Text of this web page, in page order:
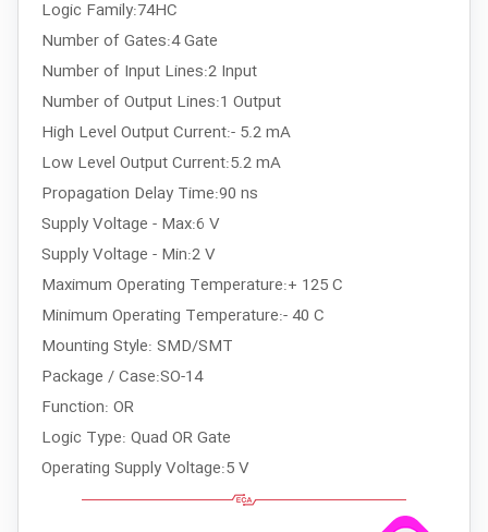
Logic Family:74HC
Number of Gates:4 Gate
Number of Input Lines:2 Input
Number of Output Lines:1 Output
High Level Output Current:- 5.2 mA
Low Level Output Current:5.2 mA
Propagation Delay Time:90 ns
Supply Voltage - Max:6 V
Supply Voltage - Min:2 V
Maximum Operating Temperature:+ 125 C
Minimum Operating Temperature:- 40 C
Mounting Style: SMD/SMT
Package / Case:SO-14
Function: OR
Logic Type: Quad OR Gate
Operating Supply Voltage:5 V